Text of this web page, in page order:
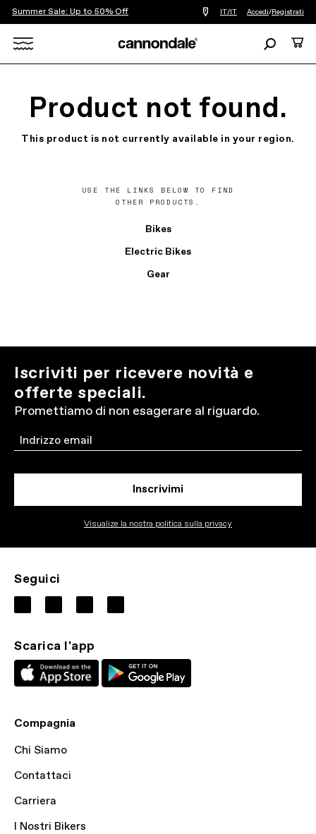
Summer Sale: Up to 50% Off
Trova
un
vicino
IT/IT Accedi/Registrati
Ricerca
Product not found.
This product is not currently available in your region.
USE THE LINKS BELOW TO FIND
OTHER PRODUCTS.
Bikes
Electric Bikes
Gear
Iscriviti per ricevere novità e
offerte speciali.
Promettiamo di non esagerare al riguardo.
Email
Inscrivimi
Visualize la nostra politica sulla privacy
Seguici
Scarica l'app
Compagnia
Chi Siamo
Contattaci
Carriera
I Nostri Bikers